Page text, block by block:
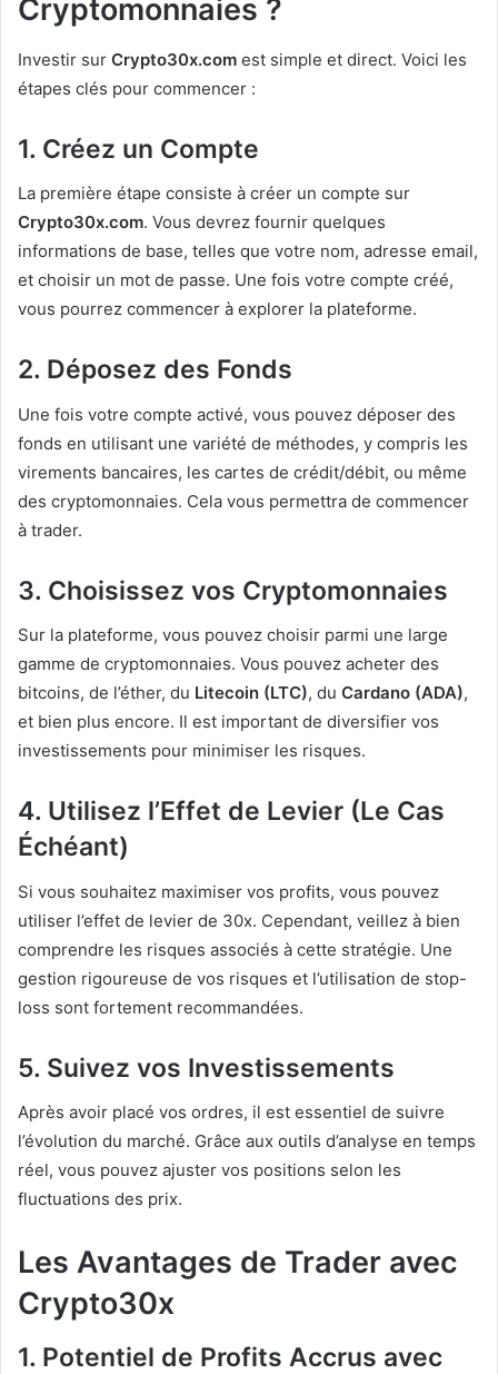
Cryptomonnaies ?
Investir sur Crypto30x.com est simple et direct. Voici les
étapes clés pour commencer :
1. Créez un Compte
La première étape consiste à créer un compte sur
Crypto30x.com. Vous devrez fournir quelques
informations de base, telles que votre nom, adresse email,
et choisir un mot de passe. Une fois votre compte créé,
vous pourrez commencer à explorer la plateforme.
2. Déposez des Fonds
Une fois votre compte activé, vous pouvez déposer des
fonds en utilisant une variété de méthodes, y compris les
virements bancaires, les cartes de crédit/débit, ou même
des cryptomonnaies. Cela vous permettra de commencer
à trader.
3. Choisissez vos Cryptomonnaies
Sur la plateforme, vous pouvez choisir parmi une large
gamme de cryptomonnaies. Vous pouvez acheter des
bitcoins, de l’éther, du Litecoin (LTC), du Cardano (ADA),
et bien plus encore. Il est important de diversifier vos
investissements pour minimiser les risques.
4. Utilisez l’Effet de Levier (Le Cas
Échéant)
Si vous souhaitez maximiser vos profits, vous pouvez
utiliser l’effet de levier de 30x. Cependant, veillez à bien
comprendre les risques associés à cette stratégie. Une
gestion rigoureuse de vos risques et l’utilisation de stop-
loss sont fortement recommandées.
5. Suivez vos Investissements
Après avoir placé vos ordres, il est essentiel de suivre
l’évolution du marché. Grâce aux outils d’analyse en temps
réel, vous pouvez ajuster vos positions selon les
fluctuations des prix.
Les Avantages de Trader avec
Crypto30x
1. Potentiel de Profits Accrus avec